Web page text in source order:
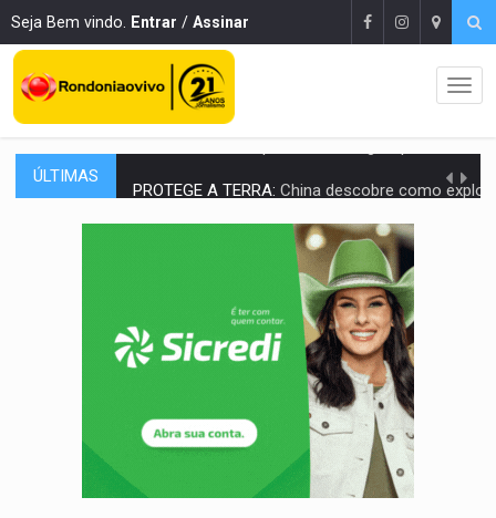
Seja Bem vindo. Entrar / Assinar
ÚLTIMAS China descobre como explodir asteroide com
VÍDEO:Motociclista morre após bater na traseira de
Essa receita com frango virou o meu
EMPREENDEDORISMO: 7 negócios que podem começar com pouco dinheiro e
GIGANTE DA AMÉRICA: Brasil reúne dimensão continental e posição
10 dicas importantes para quem quer
VARCENA:Cientistas descobrem nova espécie de rã em florestas
BARGANHA: Vai comprar celular usado? Veja como consultar o